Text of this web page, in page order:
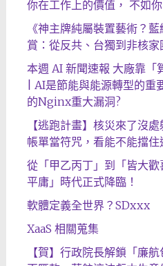
你在工作上的價值， 不如
《神主牌純屬裝置藝術？
賞：從反共、台獨到非核家
本週 AI 新聞速報 大廠靠「
| AI是節能與能源轉型的
的Nginx重大漏洞?
【逃跑計畫】核災來了沒
帳單當符咒，看能不能擋住
從「甲乙丙丁」到「皆大
平庸」時代正式降臨！
軟體定義全世界？SDxxx
XaaS 相關蒐集
【賀】行政院長解鎖「廉